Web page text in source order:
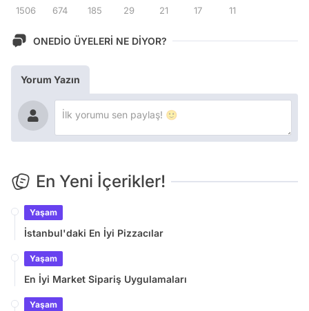
1506 674 185 29 21 17 11
ONEDİO ÜYELERİ NE DİYOR?
Yorum Yazın
En Yeni İçerikler!
Yaşam
İstanbul'daki En İyi Pizzacılar
Yaşam
En İyi Market Sipariş Uygulamaları
Yaşam